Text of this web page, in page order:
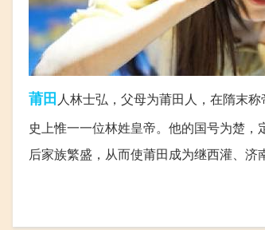
莆田人林士弘，父母为莆田人，在隋末
史上惟一一位林姓皇帝。他的国号为楚，
后家族繁盛，从而使莆田成为继西灌、济